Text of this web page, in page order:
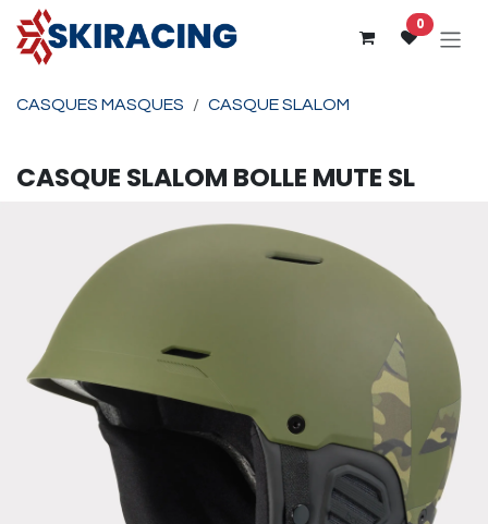
Se rendre au contenu
0
CASQUES MASQUES CASQUE SLALOM
CASQUE SLALOM BOLLE MUTE SL